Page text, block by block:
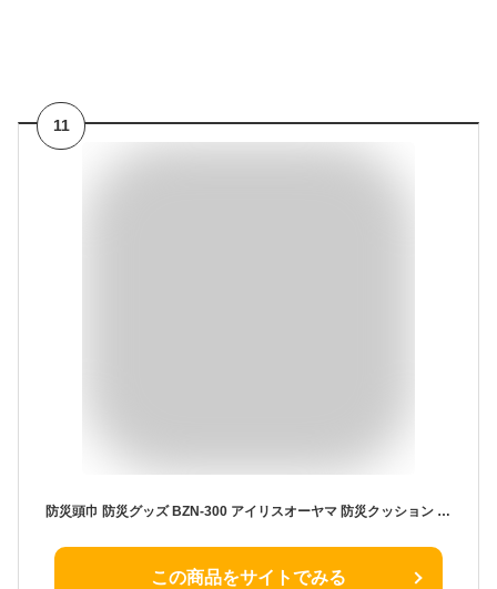
11
防災頭巾 防災グッズ BZN-300 アイリスオーヤマ 防災クッション 子供用 大人用 安全対策 帽子 避難 災害 地震対策 防災ずきん 防災用品
この商品をサイトでみる